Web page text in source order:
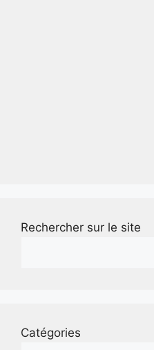
Rechercher sur le site
Catégories